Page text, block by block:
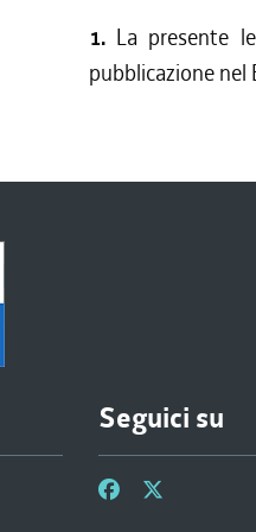
dal 14/04/2011
dal 01/01/2011
1. La presente
pubblicazione
Seguici su